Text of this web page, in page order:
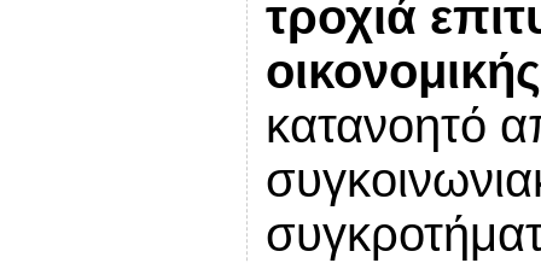
τροχιά
οικονομικής
κατανοητό